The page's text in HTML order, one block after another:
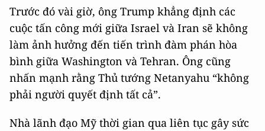
Trước đó vài giờ, ông Trump khẳng định các
cuộc tấn công mới giữa Israel và Iran sẽ không
làm ảnh hưởng đến tiến trình đàm phán hòa
bình giữa Washington và Tehran. Ông cũng
nhấn mạnh rằng Thủ tướng Netanyahu “không
phải người quyết định tất cả”.
Nhà lãnh đạo Mỹ thời gian qua liên tục gây sức